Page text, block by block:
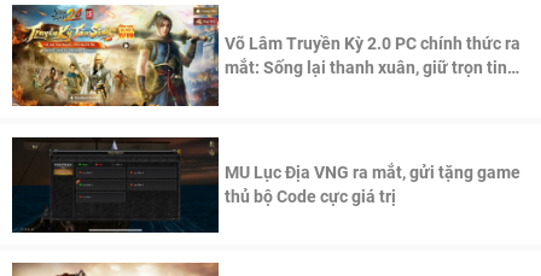
Võ Lâm Truyền Kỳ 2.0 PC chính thức ra
mắt: Sống lại thanh xuân, giữ trọn tinh
MU Lục Địa VNG ra mắt, gửi tặng game
thủ bộ Code cực giá trị